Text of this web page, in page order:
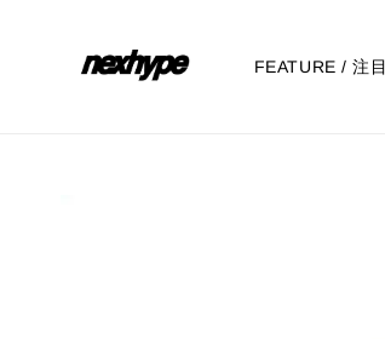
FEATURE / 注目